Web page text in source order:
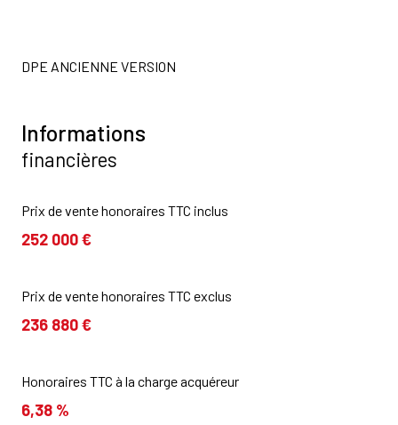
DPE ANCIENNE VERSION
Informations
financières
Prix de vente honoraires TTC inclus
252 000 €
Prix de vente honoraires TTC exclus
236 880 €
Honoraires TTC à la charge acquéreur
6,38 %